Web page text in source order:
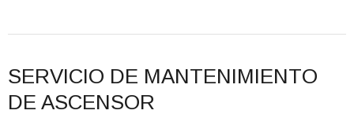
SERVICIO DE MANTENIMIENTO
DE ASCENSOR